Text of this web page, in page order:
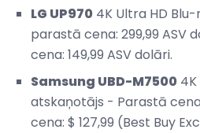
LG UP970 4K Ultra HD
parastā cena: 299,99 ASV
cena: 149,99 ASV dolāri.
Samsung UBD-M7500
atskaņotājs - Parastā
cena: $ 127,99 (Best Buy